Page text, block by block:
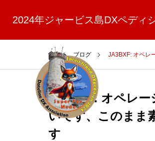
2024年ジャービス島DXペディ
NEWS スポンサー
ブログ JA3BXF: オペレ
JA3BXF: オペレー
いです、このまま
す